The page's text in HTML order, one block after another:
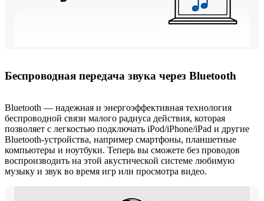
Беспроводная передача звука через Bluetooth
Bluetooth — надежная и энергоэффективная технология
беспроводной связи малого радиуса действия, которая
позволяет с легкостью подключать iPod/iPhone/iPad и другие
Bluetooth-устройства, например смартфоны, планшетные
компьютеры и ноутбуки. Теперь вы сможете без проводов
воспроизводить на этой акустической системе любимую
музыку и звук во время игр или просмотра видео.